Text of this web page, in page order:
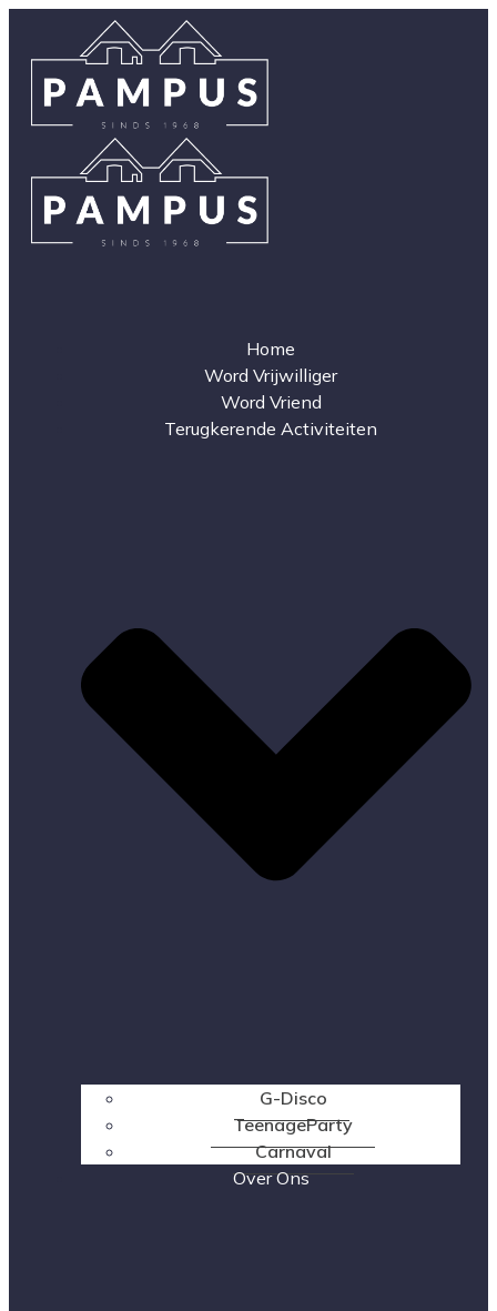
Home
Word Vrijwilliger
Word Vriend
Terugkerende Activiteiten
G-Disco
TeenageParty
Carnaval
Over Ons